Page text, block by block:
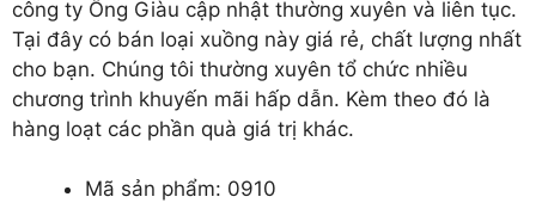
công ty Ông Giàu cập nhật thường xuyên và liên tục.
Tại đây có bán loại xuồng này giá rẻ, chất lượng nhất
cho bạn. Chúng tôi thường xuyên tổ chức nhiều
chương trình khuyến mãi hấp dẫn. Kèm theo đó là
hàng loạt các phần quà giá trị khác.
Mã sản phẩm: 0910